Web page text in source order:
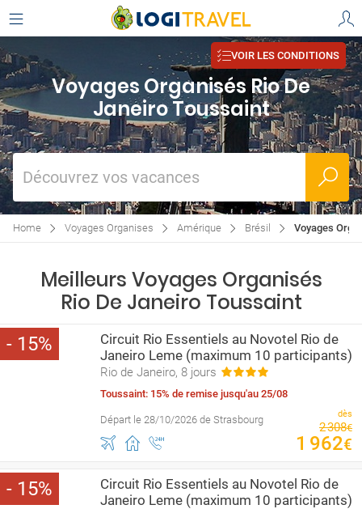
VOIR LES CONDITIONS
Voyages Organisés Rio De
Janeiro Toussaint
Découvrez vos vacances
Home Voyages Organises Amérique Brésil Voyages
Meilleurs Voyages Organisés
Rio De Janeiro Toussaint
15
Circuit Rio Essentiels au Novotel Rio de
Janeiro Leme (maximum 10 participants)
Rio de Janeiro, 8 jours
Toussaint: 15% de remise jusqu'au 25/08
Départ le 28/10/2026 de Strasbourg dès
2308€
1 962€
15
Circuit Rio Essentiels au Novotel Rio de
Janeiro Leme (maximum 10 participants)